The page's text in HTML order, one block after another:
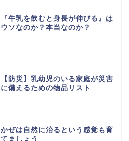
『牛乳を飲むと身長が伸びる』は
ウソなのか？本当なのか？
【防災】乳幼児のいる家庭が災害
に備えるための物品リスト
かぜは自然に治るという感覚も育
てましょう